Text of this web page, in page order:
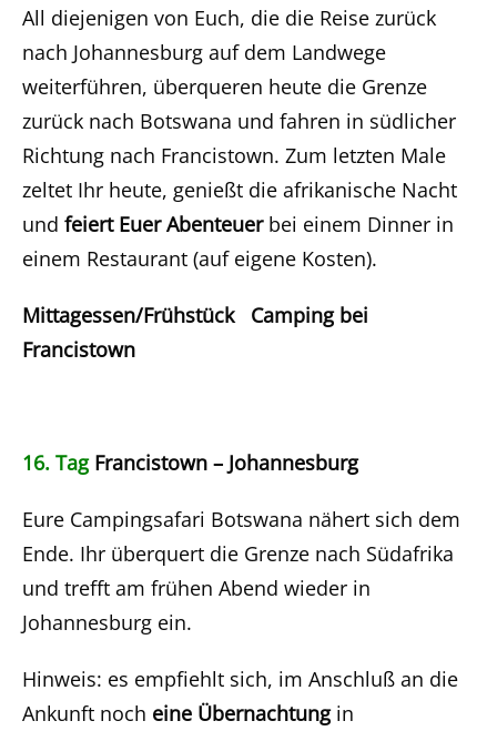
All diejenigen von Euch, die die Reise zurück
nach Johannesburg auf dem Landwege
weiterführen, überqueren heute die Grenze
zurück nach Botswana und fahren in südlicher
Richtung nach Francistown. Zum letzten Male
zeltet Ihr heute, genießt die afrikanische Nacht
und feiert Euer Abenteuerbei einem Dinner in
einem Restaurant (auf eigene Kosten).
Mittagessen/Frühstück Camping bei
Francistown
16. Tag Francistown – Johannesburg
Eure Campingsafari Botswana nähert sich dem
Ende. Ihr überquert die Grenze nach Südafrika
und trefft am frühen Abend wieder in
Johannesburg ein.
Hinweis: es empfiehlt sich, im Anschluß an die
Ankunft noch eine Übernachtungin